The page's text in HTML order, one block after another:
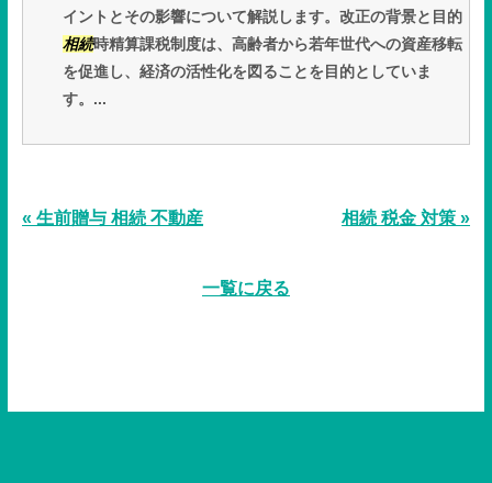
イントとその影響について解説します。改正の背景と目的
相続時精算課税制度は、高齢者から若年世代への資産移転
を促進し、経済の活性化を図ることを目的としていま
す。...
« 生前贈与 相続 不動産 相続 税金 対策 »
一覧に戻る